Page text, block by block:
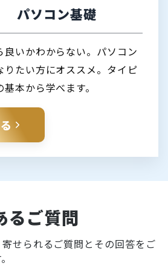
パソコン基礎
良いかわからない。パソコン
たい方にオススメ。タイピ
本から学べます。
るご質問
せられるご質問とその回答をご